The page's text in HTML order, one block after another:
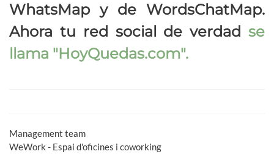
WhatsMap y de WordsChatMap.
Ahora tu red social de verdad se
llama "HoyQuedas.com".
Management team
WeWork - Espai d'oficines i coworking